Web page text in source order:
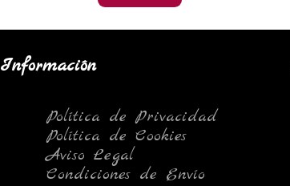
Información
Política de Privacidad
Política de Cookies
Aviso Legal
Condiciones de Envío